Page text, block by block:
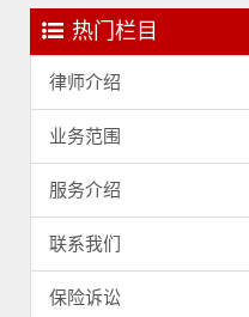
热门栏目
律师介绍
业务范围
服务介绍
联系我们
保险诉讼